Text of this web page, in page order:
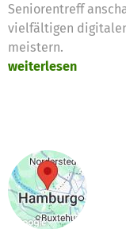
Seniorentreff
vielfältigen
meistern.
weiterlesen